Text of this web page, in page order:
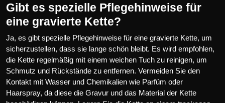
Gibt es spezielle Pflegehinweise für
eine gravierte Kette?
Ja, es gibt spezielle Pflegehinweise für eine gravierte Kette, um
sicherzustellen, dass sie lange schön bleibt. Es wird empfohlen,
die Kette regelmäßig mit einem weichen Tuch zu reinigen, um
Schmutz und Rückstände zu entfernen. Vermeiden Sie den
Kontakt mit Wasser und Chemikalien wie Parfüm oder
Haarspray, da diese die Gravur und das Material der Kette